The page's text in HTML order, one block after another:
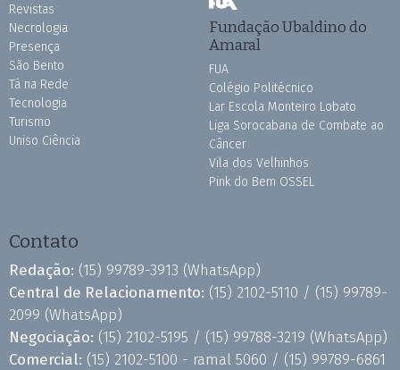
Revistas
Necrologia
Presença
São Bento
Tá na Rede
Tecnologia
Turismo
Uniso Ciência
Fundação Ubaldino do
Amaral
FUA
Colégio Politécnico
Lar Escola Monteiro Lobato
Liga Sorocabana de Combate ao
Câncer
Vila dos Velhinhos
Pink do Bem OSSEL
Contato
Redação: (15) 99789-3913 (WhatsApp)
Central de Relacionamento: (15) 2102-5110 / (15) 99789-
2099 (WhatsApp)
Negociação: (15) 2102-5195 / (15) 99788-3219 (WhatsApp)
Comercial: (15) 2102-5100 - ramal 5060 / (15) 99789-6861